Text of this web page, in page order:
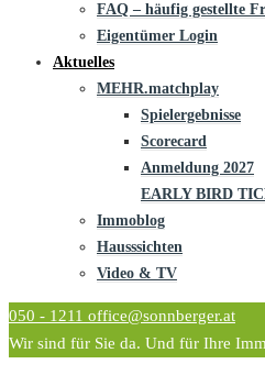
FAQ – häufig gestellte
Eigentümer Login
Aktuelles
MEHR.matchplay
Spielergebnisse
Scorecard
Anmeldung 2027
EARLY BIRD
Immoblog
Hausssichten
Video & TV
050 - 1211 office@sonnberger.at
Wir sind für Sie da. Und für Ihre